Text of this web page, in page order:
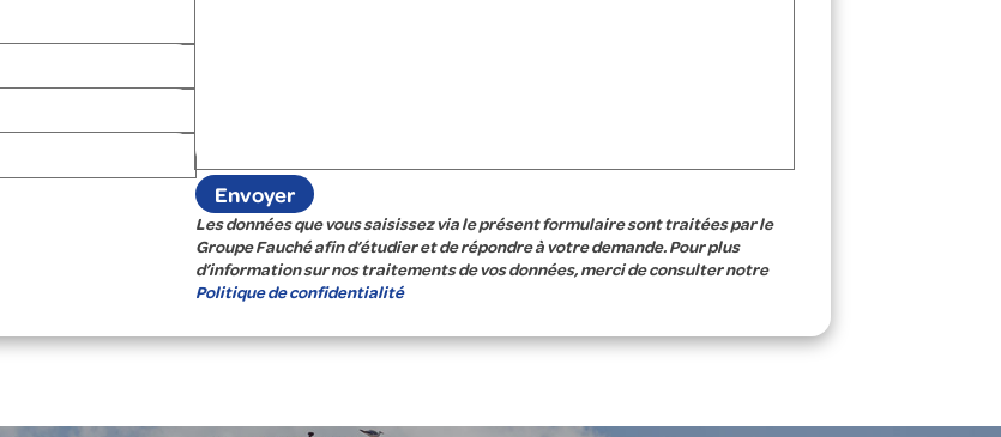
Les données que vous saisissez via le présent formulaire sont traitées par le
Groupe Fauché afin d’étudier et de répondre à votre demande. Pour plus
d’information sur nos traitements de vos données, merci de consulter notre
Politique de confidentialité